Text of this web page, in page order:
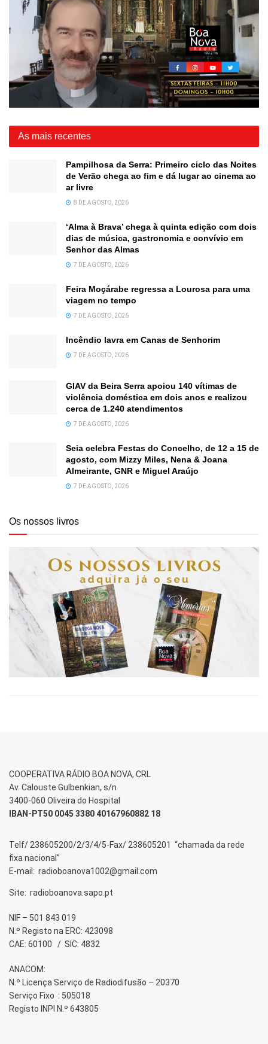
As mais recentes
Pampilhosa da Serra: Primeiro ciclo das Noites
de Verão chega ao fim e dá lugar ao cinema ao
ar livre
8 DE AGOSTO, 2026
‘Alma à Brava’ chega à quinta edição com dois
dias de música, gastronomia e convívio em
Senhor das Almas
7 DE AGOSTO, 2026
Feira Moçárabe regressa a Lourosa para uma
viagem no tempo
7 DE AGOSTO, 2026
Incêndio lavra em Canas de Senhorim
7 DE AGOSTO, 2026
GIAV da Beira Serra apoiou 140 vítimas de
violência doméstica em dois anos e realizou
cerca de 1.240 atendimentos
7 DE AGOSTO, 2026
Seia celebra Festas do Concelho, de 12 a 15 de
agosto, com Mizzy Miles, Nena & Joana
Almeirante, GNR e Miguel Araújo
7 DE AGOSTO, 2026
Os nossos livros
COOPERATIVA RÁDIO BOA NOVA, CRL
Av. Calouste Gulbenkian, s/n
3400-060 Oliveira do Hospital
IBAN-PT50 0045 3380 40167960882 18
Telf/ 238605200/2/3/4/5-Fax/ 238605201 “chamada da rede
fixa nacional”
E-mail: radioboanova1002@gmail.com
Site: radioboanova.sapo.pt
NIF – 501 843 019
N.º Registo na ERC: 423098
CAE: 60100 / SIC: 4832
ANACOM:
N.º Licença Serviço de Radiodifusão – 20370
Serviço Fixo : 505018
Registo INPI N.º 643805